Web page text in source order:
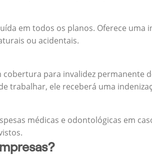
em todos os planos. Oferece uma
ou acidentais.
para invalidez permanente
trabalhar, ele receberá uma
médicas e odontológicas em